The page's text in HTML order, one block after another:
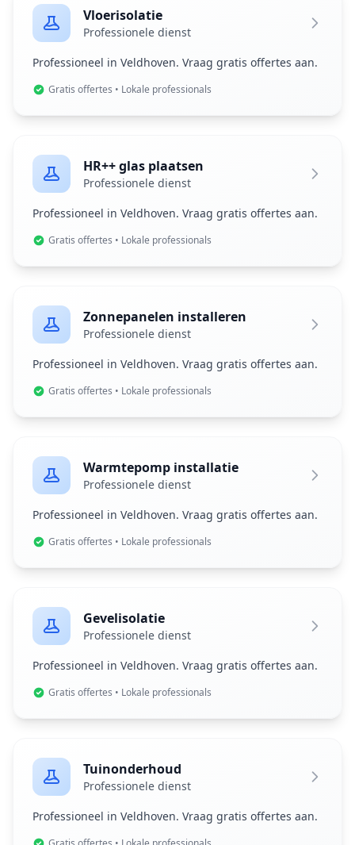
Vloerisolatie
Professionele dienst
Professioneel in Veldhoven. Vraag gratis offertes aan.
Gratis offertes • Lokale professionals
HR++ glas plaatsen
Professionele dienst
Professioneel in Veldhoven. Vraag gratis offertes aan.
Gratis offertes • Lokale professionals
Zonnepanelen installeren
Professionele dienst
Professioneel in Veldhoven. Vraag gratis offertes aan.
Gratis offertes • Lokale professionals
Warmtepomp installatie
Professionele dienst
Professioneel in Veldhoven. Vraag gratis offertes aan.
Gratis offertes • Lokale professionals
Gevelisolatie
Professionele dienst
Professioneel in Veldhoven. Vraag gratis offertes aan.
Gratis offertes • Lokale professionals
Tuinonderhoud
Professionele dienst
Professioneel in Veldhoven. Vraag gratis offertes aan.